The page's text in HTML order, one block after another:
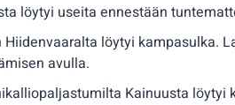
löytyi useita ennestään
Hiidenvaaralta löytyi kampasulka.
avulla.
Kainuusta löytyi